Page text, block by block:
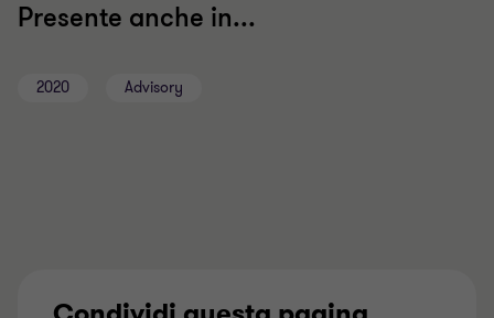
Presente anche in...
2020 Advisory